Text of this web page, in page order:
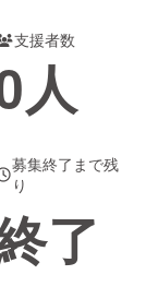
Creation
ュニティ
支援者数
人
募集終了まで残
り
了